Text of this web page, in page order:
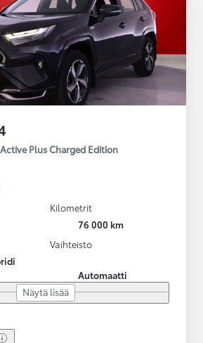
Plus Charged Edition
Kilometrit
76 000 km
Vaihteisto
Automaatti
Näytä lisää